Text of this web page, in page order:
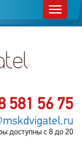
581 56 75
доступны с 8 до 20